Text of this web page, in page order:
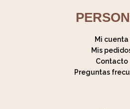
Mi cuenta
Mis
Contacto
Preguntas